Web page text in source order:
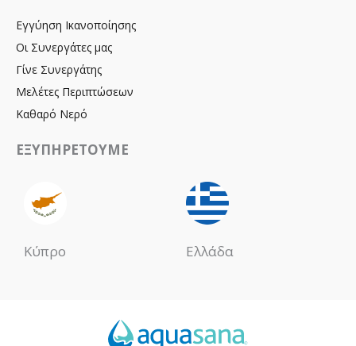
Εγγύηση Ικανοποίησης
Οι Συνεργάτες μας
Γίνε Συνεργάτης
Μελέτες Περιπτώσεων
Καθαρό Νερό
ΕΞΥΠΗΡΕΤΟΥΜΕ
Κύπρο Ελλάδα